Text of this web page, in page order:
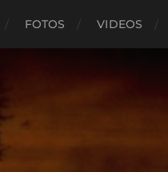
FOTOS VIDEOS